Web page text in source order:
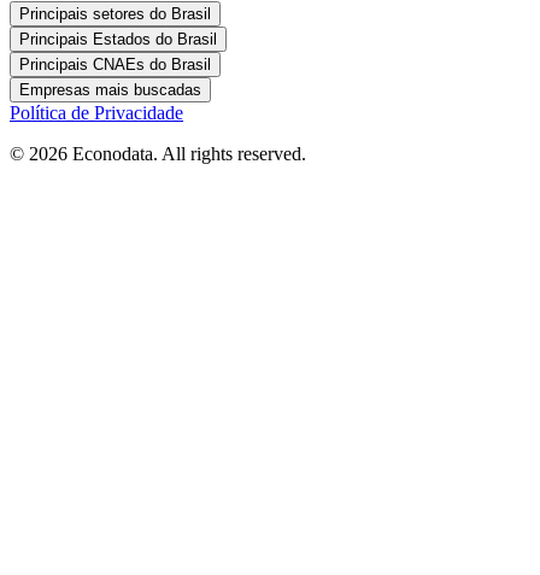
Principais setores do Brasil
Principais Estados do Brasil
Principais CNAEs do Brasil
Empresas mais buscadas
Política de Privacidade
© 2026 Econodata. All rights reserved.